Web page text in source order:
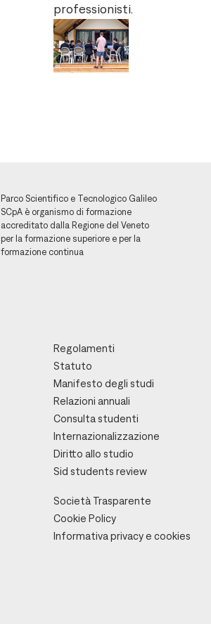
professionisti.
Parco Scientifico e Tecnologico Galileo
SCpA è organismo di formazione
accreditato dalla Regione del Veneto
per la formazione superiore e per la
formazione continua
Regolamenti
Statuto
Manifesto degli studi
Relazioni annuali
Consulta studenti
Internazionalizzazione
Diritto allo studio
Sid students review
Società Trasparente
Cookie Policy
Informativa privacy e cookies